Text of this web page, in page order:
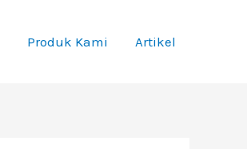
Produk Kami Artikel